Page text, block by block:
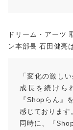
ドリーム・アーツ
ン本部長 石田健亮
「変化の激し
成長を続けら
『Shopらん』
感じております
同時に、『